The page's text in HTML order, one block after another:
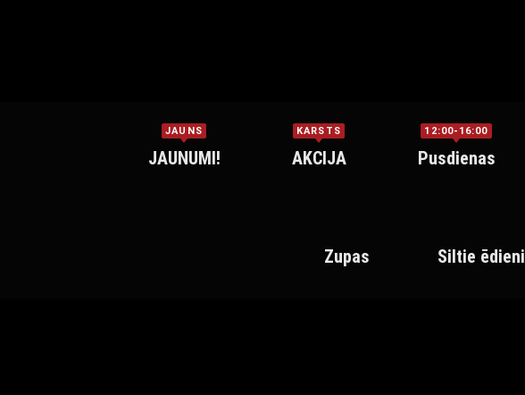
JAUNS
JAUNUMI!
KARSTS
AKCIJA
12:00-16:00
Pusdienas
Zupas Siltie ēdieni